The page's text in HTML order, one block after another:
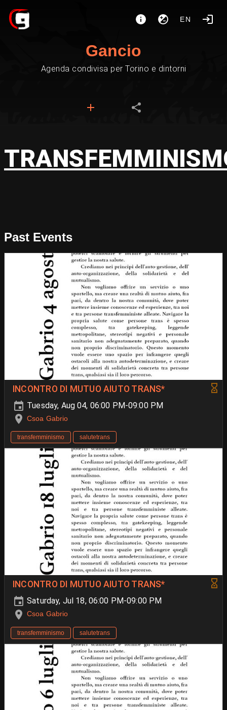
EN
Gancio
Agenda condivisa per Torino e dintorni
Past Events
INCONTRO DI MUTUO AIUTO TRANS*
Tuesday, Aug 04, 06:00 PM-09:00 PM
Csoa Gabrio
transfemminismo salutetrans
INCONTRO DI MUTUO AIUTO TRANS*
Saturday, Jul 18, 06:00 PM-09:00 PM
Csoa Gabrio
transfemminismo salutetrans